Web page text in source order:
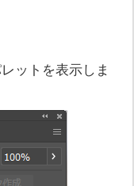
ットを表示しま